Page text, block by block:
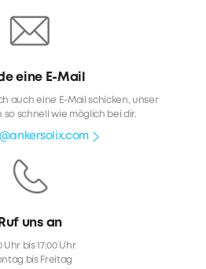
eine E-Mail
auch eine E-Mail schicken, unser
so schnell wie möglich bei dir.
Ruf uns an
Uhr bis 17:00 Uhr
bis Freitag